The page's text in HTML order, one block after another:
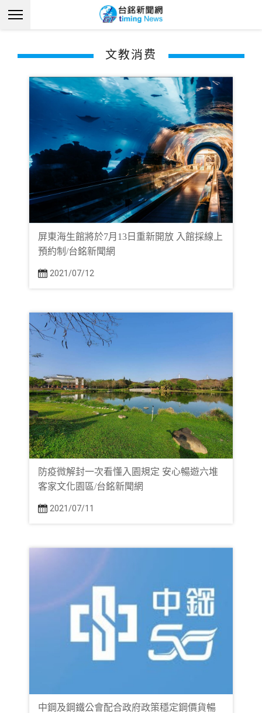
文教消费
屏東海生館將於7月13日重新開放 入館採線上
預約制/台銘新聞網
2021/07/12
防疫微解封一次看懂入園規定 安心暢遊六堆
客家文化園區/台銘新聞網
2021/07/11
中鋼及鋼鐵公會配合政府政策穩定鋼價貨暢